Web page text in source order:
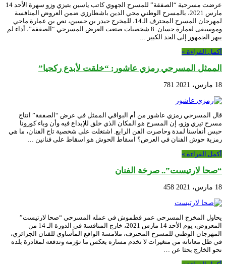
عرضت مسرحية “الصفقة” للمسرح الجهوي كاتب ياسين بتيزي وزو سهرة الأحد 14
مارس 2021، بالمسرح الوطني محي الدين باشطارزي ضمن العروض المنافسة
لمهرجان المسرح المحترف الـ14، للمخرج حيدر بن حسين، نص بن عمارة ماحي
وموسيقى لعمارة حسان. 8 شخصيات صنعت العرض المسرحي “الصفقة”، أداء لم
يبهر الجمهور إلى الحد الكبير …
أكمل القراءة »
الممثل المسرحي رمزي عاشور: “خلقت لأبدع ركحيا”
18 مارس، 2021 781
قال المسرحي رمزي عاشور من أم البواقي الممثل في عرض “الصفقة” انتاج
مسرح تيزي وزو، إن المسرح هو المكان الذي خلق للإبداع فيه وأن وباء كورونا
حبس أنفاسنا لمدة وحاصرت الفن الرابع. اشتغلت على شخصية تاج الفنان، ما هي
رمزية حوش الفنان في العرض؟ اسقاط الحوش هو اسقاط على فنانين …
أكمل القراءة »
“صحا لارتيست”.. صرخة الفنان
18 مارس، 2021 458
يحاول المخرج المسرحي عمر فطموش في عمله المسرحي “صحا لارتيست”
المعروض، يوم الأحد 14 مارس 2021، خارج المنافسة في الدورة الـ 14 من
المهرجان الوطني للمسرح المحترف، ملامسة الواقع المأساوي للفنان الجزائري،
في ظل معاناته من متغيرات لا تخدم مساره بعكس ما تؤزمه وتدفعه لمغادرة بلده
نحو الخارج بحثا عن …